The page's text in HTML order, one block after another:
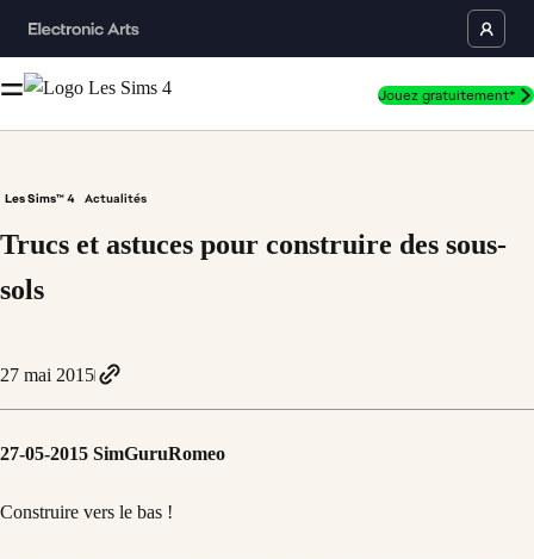
Jouez gratuitement*
Les Sims™ 4 Actualités
Trucs et astuces pour construire des sous-
sols
27 mai 2015
27-05-2015 SimGuruRomeo
Construire vers le bas !